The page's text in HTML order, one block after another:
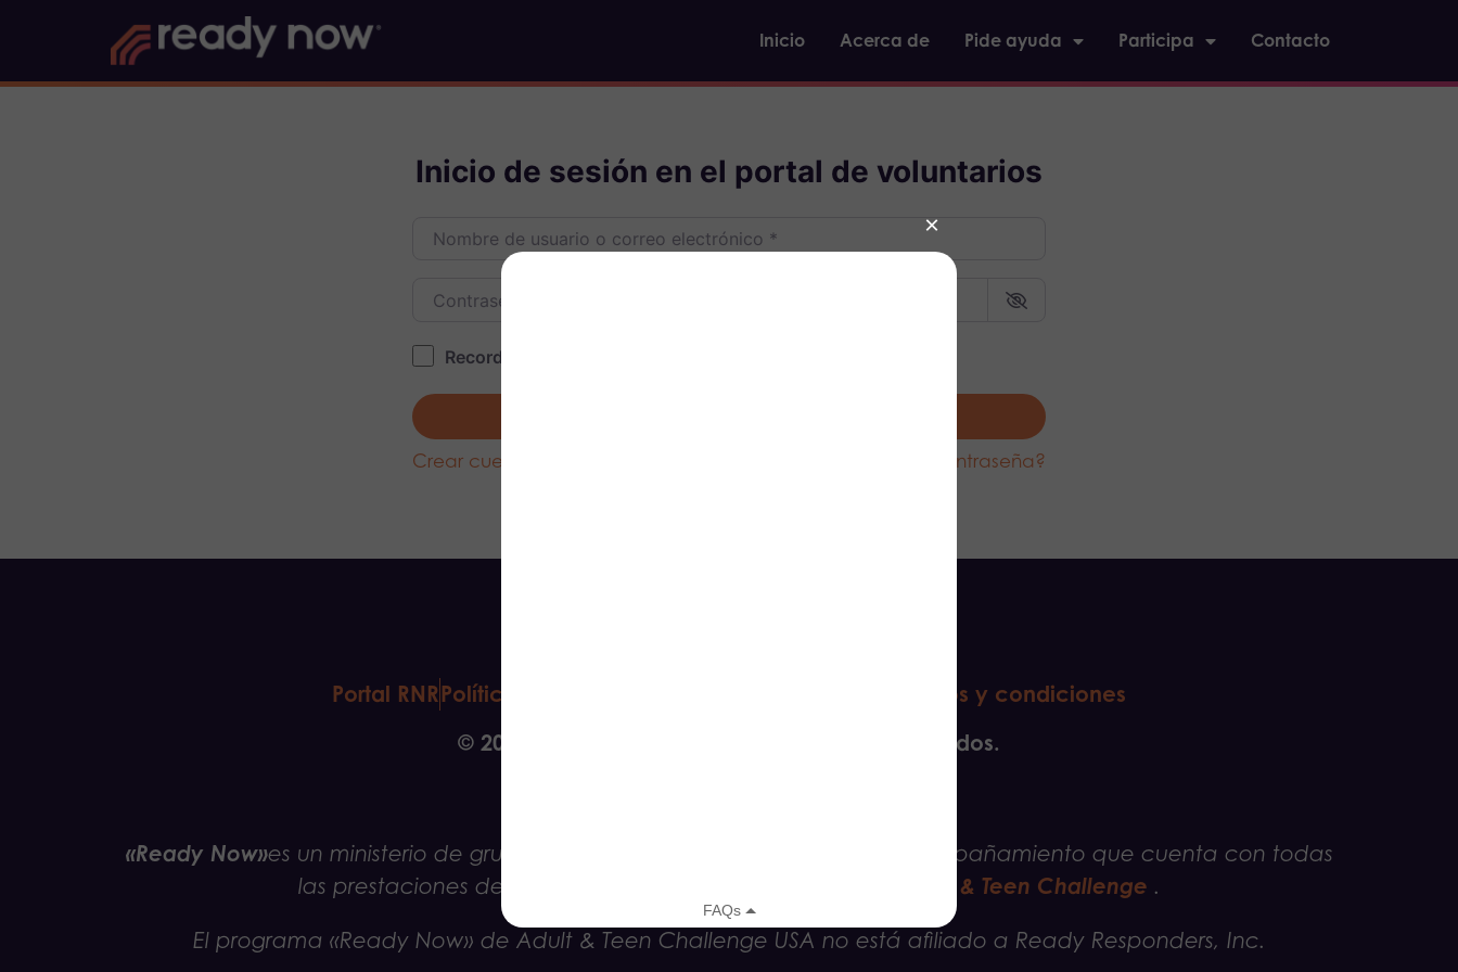
Inicio Acerca de Pide ayuda Participa Contacto
Inicio de sesión en el portal de voluntarios
Nombre de usuario o correo electrónico
Contraseña
Recordarme
Crear cuenta ¿Has olvidado la contraseña?
Portal RNRPolítica de privacidad
Términos y condiciones
© 2026 Ready Now. Todos los derechos reservados.
«Ready Now»es un ministerio de grupos reducidos con un programa de acompañamiento que cuenta con todas
las prestaciones de derivación del
red de ministerios de Adult & Teen Challenge .
El programa «Ready Now» de Adult & Teen Challenge USA no está afiliado a Ready Responders, Inc.